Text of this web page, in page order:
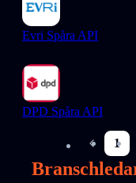
Evri Spåra API
DPD Spåra API
1